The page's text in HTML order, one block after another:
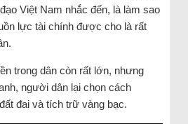
Việt Nam nhắc đến, là làm sao
lực tài chính được cho là rất
trong dân còn rất lớn, nhưng
người dân lại chọn cách
đai và tích trữ vàng bạc.